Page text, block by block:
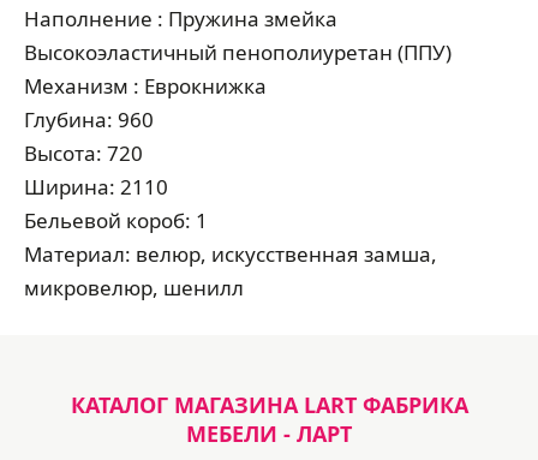
Наполнение : Пружина змейка
Высокоэластичный пенополиуретан (ППУ)
Механизм : Еврокнижка
Глубина: 960
Высота: 720
Ширина: 2110
Бельевой короб: 1
Материал: велюр, искусственная замша,
микровелюр, шенилл
КАТАЛОГ МАГАЗИНА LART ФАБРИКА
МЕБЕЛИ - ЛАРТ